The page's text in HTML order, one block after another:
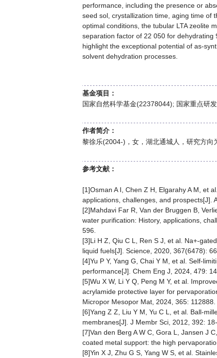
performance, including the presence or
seed sol, crystallization time, aging time of
optimal conditions, the tubular LTA zeolite
separation factor of 22 050 for
highlight the exceptional potential of as-
solvent dehydration processes.
基金项目：
国家自然科学基金(22378044); 国家重点研
作者简介：
黎徐乐(2004-)，女，湖北通城人，研究方向
参考文献：
[1]Osman A I, Chen Z H, Elgarahy A M, et
applications, challenges, and prospects[J].
[2]Mahdavi Far R, Van der Bruggen B,
water purification: History, applications,
596.
[3]Li H Z, Qiu C L, Ren S J, et al. Na+-
liquid fuels[J]. Science, 2020, 367(6478):
[4]Yu P Y, Yang G, Chai Y M, et al. Self-
performance[J]. Chem Eng J, 2024, 479:
[5]Wu X W, Li Y Q, Peng M Y, et al.
acrylamide protective layer for
Micropor Mesopor Mat, 2024, 365: 112888.
[6]Yang Z Z, Liu Y M, Yu C L, et al. Ball-
membranes[J]. J Membr Sci, 2012, 392:
[7]Van den Berg A W C, Gora L, Jansen J
coated metal support: the high
[8]Yin X J, Zhu G S, Yang W S, et al.